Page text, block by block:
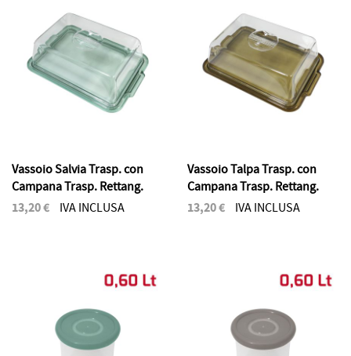
Vassoio Salvia Trasp. con
Campana Trasp. Rettang.
13,20 € IVA INCLUSA
Vassoio Talpa Trasp. con
Campana Trasp. Rettang.
13,20 € IVA INCLUSA